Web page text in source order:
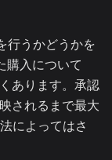
行うかどうかを
購入について
あります。承認
されるまで最大
によってはさ